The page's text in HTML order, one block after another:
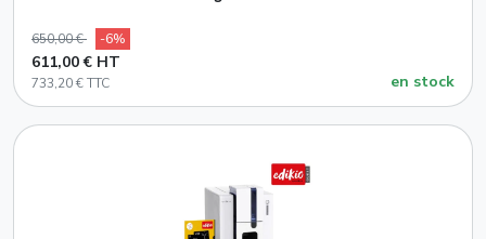
650,00 € -6%
611,00 € HT
733,20 € TTC en stock